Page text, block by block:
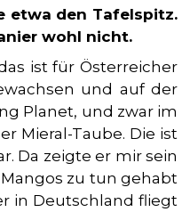
etwa den Tafelspitz.
wohl nicht.
ist für Österreicher
und auf der
Planet, und zwar im
Mieral-Taube. Die ist
Da zeigte er mir sein
zu tun gehabt
in Deutschland fliegt